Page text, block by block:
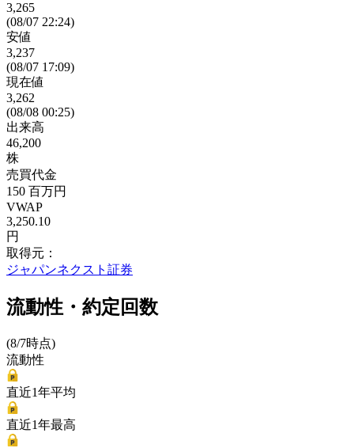
3,265
(08/07 22:24)
安値
3,237
(08/07 17:09)
現在値
3,262
(08/08 00:25)
出来高
46,200
株
売買代金
150 百万円
VWAP
3,250.10
円
取得元：
ジャパンネクスト証券
流動性・約定回数
(8/7時点)
流動性
直近1年平均
直近1年最高